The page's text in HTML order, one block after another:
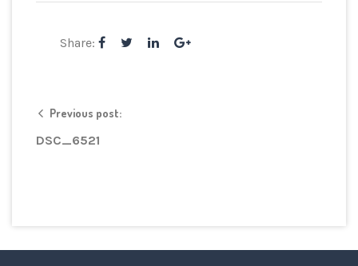
Share:
Previous post:
DSC_6521